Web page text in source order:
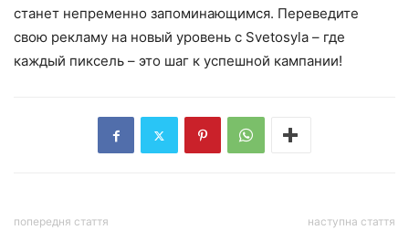
станет непременно запоминающимся. Переведите
свою рекламу на новый уровень с Svetosyla – где
каждый пиксель – это шаг к успешной кампании!
попередня стаття наступна стаття